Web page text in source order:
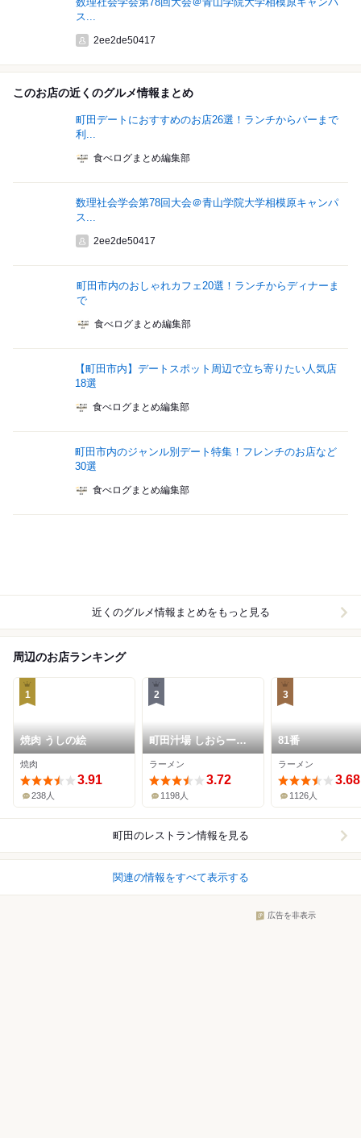
ス...
2ee2de50417
このお店の近くのグルメ情報まとめ
町田デートにおすすめのお店26選！ランチからバーまで
利...
食べログまとめ編集部
数理社会学会第78回大会＠青山学院大学相模原キャンパ
ス...
2ee2de50417
町田市内のおしゃれカフェ20選！ランチからディナーま
で
食べログまとめ編集部
【町田市内】デートスポット周辺で立ち寄りたい人気店
18選
食べログまとめ編集部
町田市内のジャンル別デート特集！フレンチのお店など
30選
食べログまとめ編集部
近くのグルメ情報まとめをもっと見る
周辺のお店ランキング
1
焼肉 うしの絵
焼肉
3.91
238人
2
町田汁場 しおらーめ
ん 進化 町田駅前店
ラーメン
3.72
1198人
3
81番
ラーメン
3.68
1126人
町田 のレストラン情報を見る
関連の情報をすべて表示する
広告を非表示